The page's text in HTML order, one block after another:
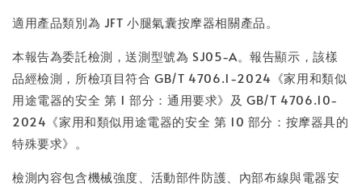
適用產品類別為 JFT 小腿氣囊按摩器相關產品。
本報告為委託檢測，送測型號為 SJ05-A。報告顯示，該樣
品經檢測，所檢項目符合 GB/T 4706.1-2024《家用和類似
用途電器的安全 第 1 部分：通用要求》及 GB/T 4706.10-
2024《家用和類似用途電器的安全 第 10 部分：按摩器具的
特殊要求》。
檢測內容包含機械強度、活動部件防護、內部布線與電器安